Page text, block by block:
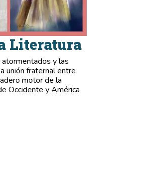
Literatura
y las
unión fraternal entre
motor de la
Occidente y América